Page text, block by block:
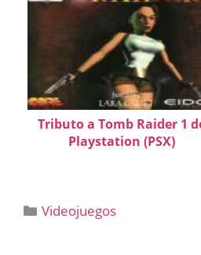
Tributo a Tomb Raider 1
Playstation (PSX)
Categorías
Videojuegos